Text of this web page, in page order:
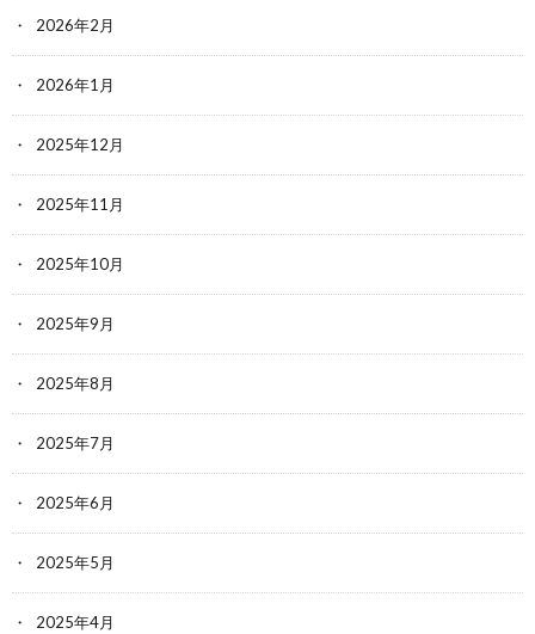
2026年2月
2026年1月
2025年12月
2025年11月
2025年10月
2025年9月
2025年8月
2025年7月
2025年6月
2025年5月
2025年4月